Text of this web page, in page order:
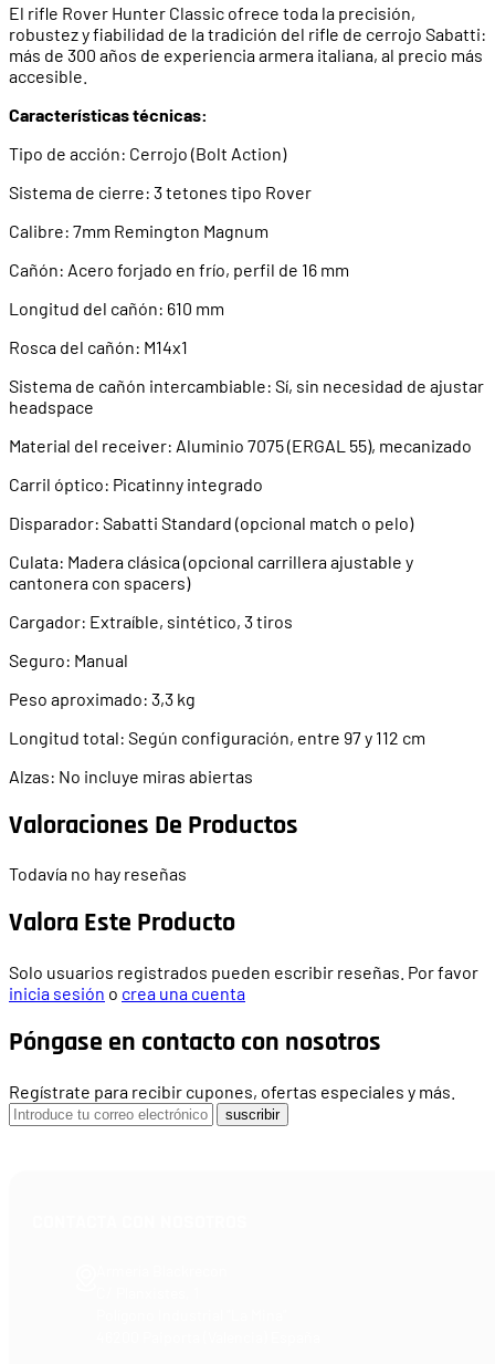
El rifle Rover Hunter Classic ofrece toda la precisión,
robustez y fiabilidad de la tradición del rifle de cerrojo Sabatti:
más de 300 años de experiencia armera italiana, al precio más
accesible.
Características técnicas:
Tipo de acción: Cerrojo (Bolt Action)
Sistema de cierre: 3 tetones tipo Rover
Calibre: 7mm Remington Magnum
Cañón: Acero forjado en frío, perfil de 16 mm
Longitud del cañón: 610 mm
Rosca del cañón: M14x1
Sistema de cañón intercambiable: Sí, sin necesidad de ajustar
headspace
Material del receiver: Aluminio 7075 (ERGAL 55), mecanizado
Carril óptico: Picatinny integrado
Disparador: Sabatti Standard (opcional match o pelo)
Culata: Madera clásica (opcional carrillera ajustable y
cantonera con spacers)
Cargador: Extraíble, sintético, 3 tiros
Seguro: Manual
Peso aproximado: 3,3 kg
Longitud total: Según configuración, entre 97 y 112 cm
Alzas: No incluye miras abiertas
Valoraciones De Productos
Todavía no hay reseñas
Valora Este Producto
Solo usuarios registrados pueden escribir reseñas. Por favor
inicia sesión o crea una cuenta
Póngase en contacto con nosotros
Regístrate para recibir cupones, ofertas especiales y más.
suscribir